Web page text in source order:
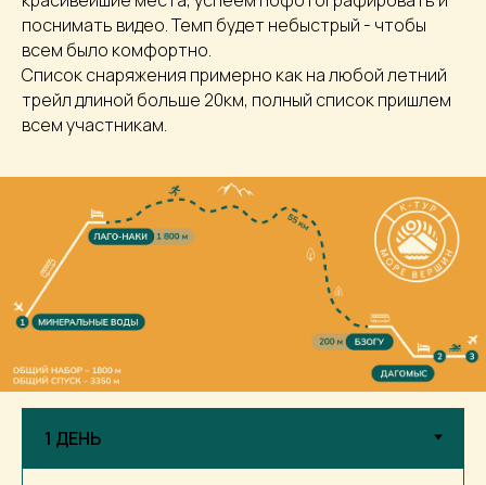
поснимать видео. Темп будет небыстрый - чтобы
всем было комфортно.
Список снаряжения примерно как на любой летний
трейл длиной больше 20км, полный список пришлем
всем участникам.